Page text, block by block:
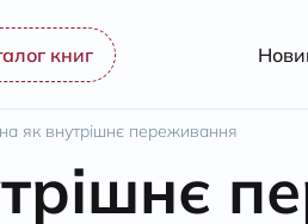
книг
як внутрішнє переживання